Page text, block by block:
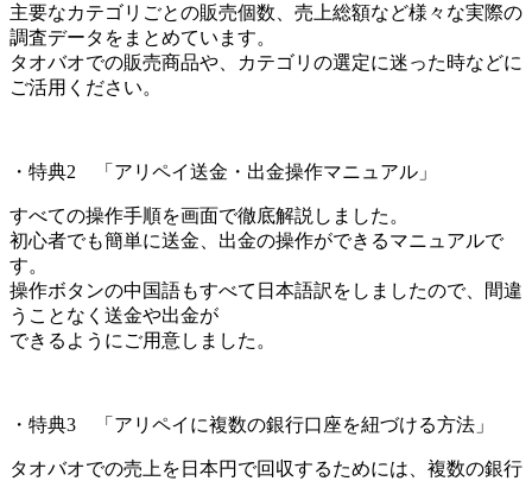
主要なカテゴリごとの販売個数、売上総額など様々な実際の
調査データをまとめています。
タオバオでの販売商品や、カテゴリの選定に迷った時などに
ご活用ください。
・特典2 「アリペイ送金・出金操作マニュアル」
すべての操作手順を画面で徹底解説しました。
初心者でも簡単に送金、出金の操作ができるマニュアルで
す。
操作ボタンの中国語もすべて日本語訳をしましたので、間違
うことなく送金や出金が
できるようにご用意しました。
・特典3 「アリペイに複数の銀行口座を紐づける方法」
タオバオでの売上を日本円で回収するためには、複数の銀行